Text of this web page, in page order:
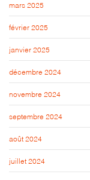
mars 2025
février 2025
janvier 2025
décembre 2024
novembre 2024
septembre 2024
août 2024
juillet 2024